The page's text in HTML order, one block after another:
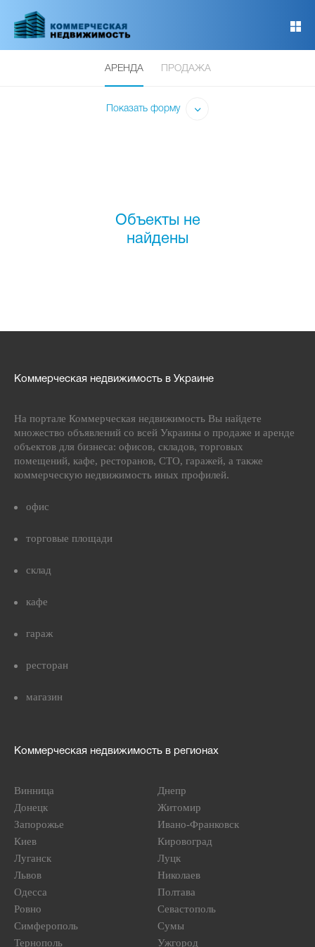
основному
АРЕНДА ПРОДАЖА
Показать форму
Объекты не
найдены
Коммерческая недвижимость в Украине
На портале Коммерческая недвижимость Вы найдете
множество объявлений со всей Украины о продаже и аренде
объектов для бизнеса: офисов, складов, торговых
помещений, кафе, ресторанов, СТО, гаражей, а также
коммерческую недвижимость иных профилей.
офис
торговые площади
склад
кафе
гараж
ресторан
магазин
Коммерческая недвижимость в регионах
Винница
Днепр
Донецк
Житомир
Запорожье
Ивано-Франковск
Киев
Кировоград
Луганск
Луцк
Львов
Николаев
Одесса
Полтава
Ровно
Севастополь
Симферополь
Сумы
Тернополь
Ужгород